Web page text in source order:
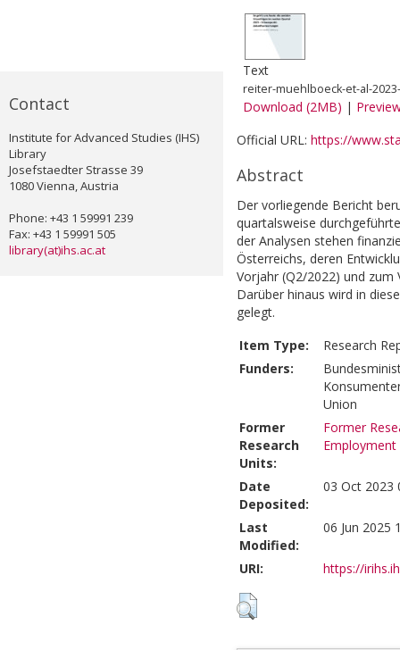
Contact
Institute for Advanced Studies (IHS)
Library
Josefstaedter Strasse 39
1080 Vienna, Austria
Phone: +43 1 59991 239
Fax: +43 1 59991 505
library(at)ihs.ac.at
Text
reiter-muehlboeck-et-al-
Download (2MB) |
Official URL: https://
Abstract
Der vorliegende Bericht
quartalsweise
der Analysen stehen
Österreichs, deren
Vorjahr (Q2/2022) und zum
Darüber hinaus wird in
gelegt.
Item Type:
Research
Funders:
Union
Former
Research
Units:
Former
Employment
Date
Deposited:
03 Oct 2023
Last
Modified:
06 Jun 2025
URI: https://